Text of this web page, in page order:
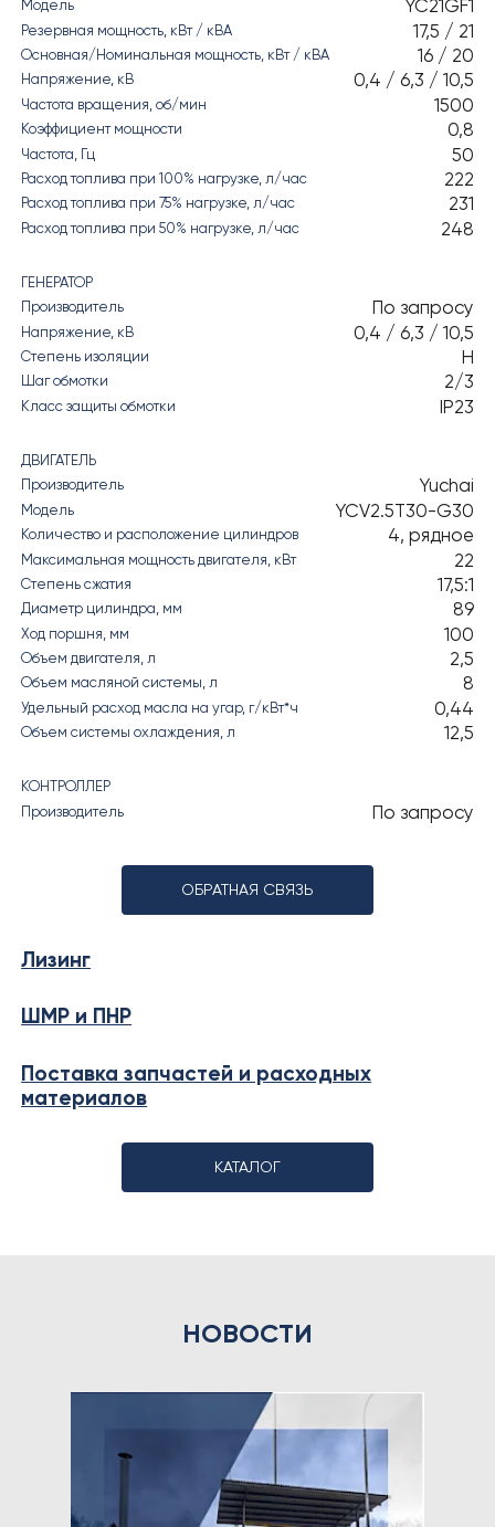
Модель
YC21GF1
Резервная мощность, кВт / кВА 17,5 / 21
Основная/Номинальная мощность, кВт / кВА 16 / 20
Напряжение, кВ 0,4 / 6,3 / 10,5
Частота вращения, об/мин 1500
Коэффициент мощности 0,8
Частота, Гц 50
Расход топлива при 100% нагрузке, л/час 222
Расход топлива при 75% нагрузке, л/час 231
Расход топлива при 50% нагрузке, л/час 248
ГЕНЕРАТОР
Производитель
По запросу
Напряжение, кВ 0,4 / 6,3 / 10,5
Степень изоляции H
Шаг обмотки 2/3
Класс защиты обмотки IP23
ДВИГАТЕЛЬ
Производитель
Yuchai
Модель YCV2.5T30-G30
Количество и расположение цилиндров 4, рядное
Максимальная мощность двигателя, кВт 22
Степень сжатия 17,5:1
Диаметр цилиндра, мм 89
Ход поршня, мм 100
Объем двигателя, л 2,5
Объем масляной системы, л 8
Удельный расход масла на угар, г/кВт*ч 0,44
Объем системы охлаждения, л 12,5
КОНТРОЛЛЕР
Производитель
По запросу
ОБРАТНАЯ СВЯЗЬ
Лизинг
ШМР и ПНР
Поставка запчастей и расходных
материалов
КАТАЛОГ
НОВОСТИ